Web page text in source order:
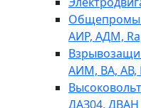
АИР, АДМ,
АИМ, ВА, АВ,
ДАЗ04, ДВАН